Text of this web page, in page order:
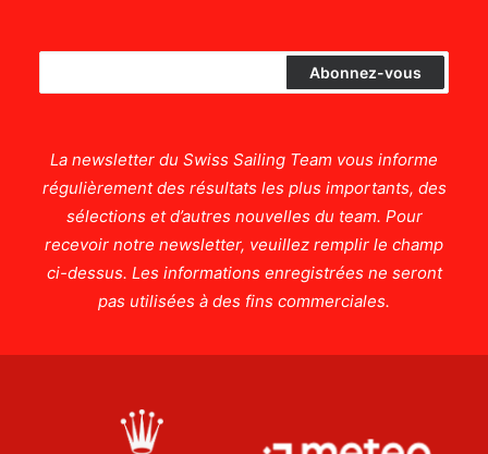
La newsletter du Swiss Sailing Team vous informe
régulièrement des résultats les plus importants, des
sélections et d’autres nouvelles du team. Pour
recevoir notre newsletter, veuillez remplir le champ
ci-dessus. Les informations enregistrées ne seront
pas utilisées à des fins commerciales.